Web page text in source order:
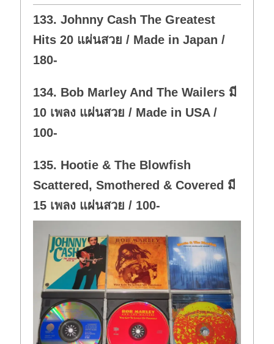
o
n
.
p
133. Johnny Cash The Greatest
Hits 20 แผ่นสวย / Made in Japan /
180-
134. Bob Marley And The Wailers มี
10 เพลง แผ่นสวย / Made in USA /
100-
135. Hootie & The Blowfish
Scattered, Smothered & Covered มี
15 เพลง แผ่นสวย / 100-